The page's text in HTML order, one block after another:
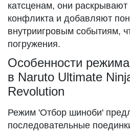
катсценам, они раскрывают
конфликта и добавляют
внутриигровым событиям,
погружения.
Особенности
в Naruto Ultimate
Revolution
Режим 'Отбор шиноби'
последовательные